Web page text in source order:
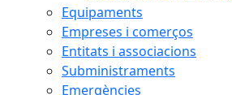
Equipaments
Empreses i comerços
Entitats i associacions
Subministraments
Emergències